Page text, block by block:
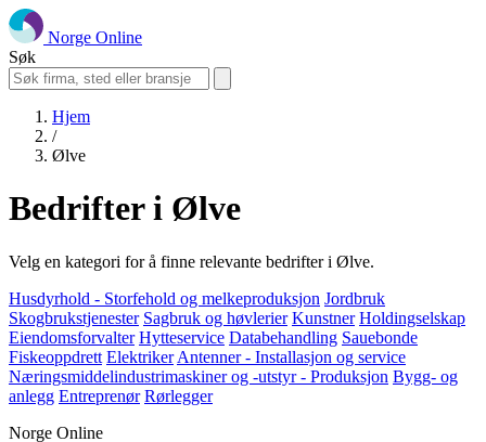
Norge Online
Søk
Hjem
/
Ølve
Bedrifter i Ølve
Velg en kategori for å finne relevante bedrifter i Ølve.
Husdyrhold - Storfehold og melkeproduksjon Jordbruk
Skogbrukstjenester Sagbruk og høvlerier Kunstner Holdingselskap
Eiendomsforvalter Hytteservice Databehandling Sauebonde
Fiskeoppdrett Elektriker Antenner - Installasjon og service
Næringsmiddelindustrimaskiner og -utstyr - Produksjon Bygg- og
anlegg Entreprenør Rørlegger
Norge Online